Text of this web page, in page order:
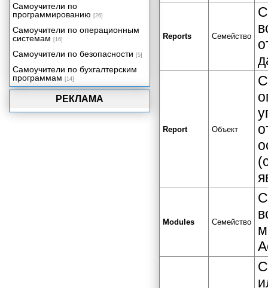
Reports Семейство
Report Объект
Modules Семейство
РЕКЛАМА
Объектная модель Microsoft
Office 2002
Использование объектов и
семейств
Модули как объекты Access
Среда программирования
Access 2002. Окно редактора
кода.
Использование окна просмотра
объектов
Самоучители по
программированию [26]
Самоучители по операционным
системам [16]
Самоучители по безопасности [5]
Самоучители по бухгалтерским
программам [14]